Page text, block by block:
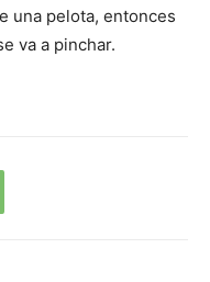
una pelota, entonces
va a pinchar.